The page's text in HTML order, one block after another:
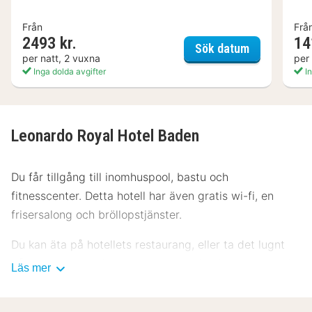
Från
2493 kr.
per natt, 2 vuxna
Inga dolda avgifter
Sök datumMaison
per
Leonardo Royal Hotel Baden
Du får tillgång till inomhuspool, bastu och
fitnesscenter. Detta hotell har även gratis wi-fi, en
frisersalong och bröllopstjänster.
Du kan äta på hotellets restaurang, eller ta det lugnt
på rummet med deras rumsservice (under begränsade
Läs mer